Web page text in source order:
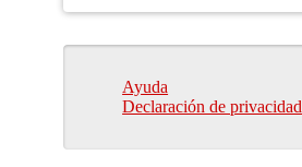
Ayuda
Declaración de privacidad